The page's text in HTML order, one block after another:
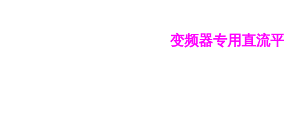
变频器专用直流